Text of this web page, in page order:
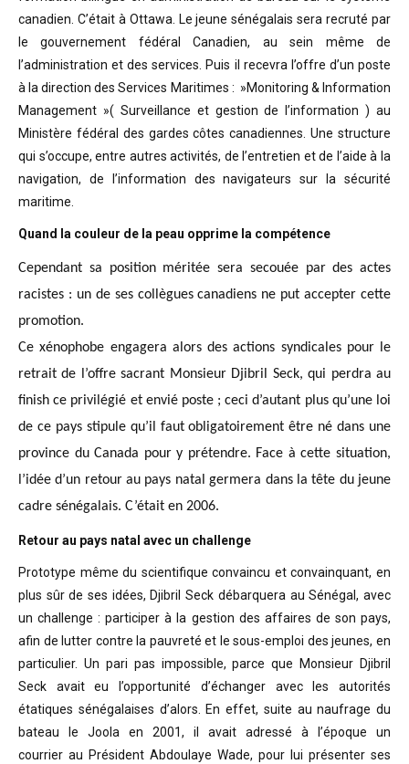
canadien. C’était à Ottawa. Le jeune sénégalais sera recruté par
le gouvernement fédéral Canadien, au sein même de
l’administration et des services. Puis il recevra l’offre d’un poste
à la direction des Services Maritimes : »Monitoring & Information
Management »( Surveillance et gestion de l’information ) au
Ministère fédéral des gardes côtes canadiennes. Une structure
qui s’occupe, entre autres activités, de l’entretien et de l’aide à la
navigation, de l’information des navigateurs sur la sécurité
maritime.
Quand la couleur de la peau opprime la compétence
Cependant sa position méritée sera secouée par des actes
racistes : un de ses collègues canadiens ne put accepter cette
promotion.
Ce xénophobe engagera alors des actions syndicales pour le
retrait de l’offre sacrant Monsieur Djibril Seck, qui perdra au
finish ce privilégié et envié poste ; ceci d’autant plus qu’une loi
de ce pays stipule qu’il faut obligatoirement être né dans une
province du Canada pour y prétendre. Face à cette situation,
l’idée d’un retour au pays natal germera dans la tête du jeune
cadre sénégalais. C’était en 2006.
Retour au pays natal avec un challenge
Prototype même du scientifique convaincu et convainquant, en
plus sûr de ses idées, Djibril Seck débarquera au Sénégal, avec
un challenge : participer à la gestion des affaires de son pays,
afin de lutter contre la pauvreté et le sous-emploi des jeunes, en
particulier. Un pari pas impossible, parce que Monsieur Djibril
Seck avait eu l’opportunité d’échanger avec les autorités
étatiques sénégalaises d’alors. En effet, suite au naufrage du
bateau le Joola en 2001, il avait adressé à l’époque un
courrier au Président Abdoulaye Wade, pour lui présenter ses